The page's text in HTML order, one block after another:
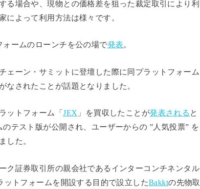
る場合や、現物との価格差を狙った裁定取引により利
によって利用方法は様々です。
ームのローンチを公の場で発表。
ェーン・サミットに登壇した際に同プラットフォーム
なされたことが話題となりました。
ットフォーム「JEX 」を買収したことが発表される と
テスト版が公開され、ユーザーからの ”人気投票” を
した。
ク証券取引所の親会社であるインターコンチネンタル
トフォームを開設する目的で設立したBakktの先物取